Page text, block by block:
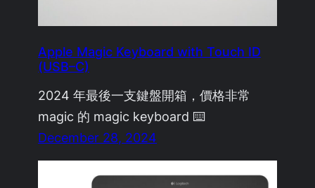
Apple Magic Keyboard with Touch ID
(USB–C)
2024 年最後一支鍵盤開箱，價格非常
magic 的 magic keyboard ⌨️
December 28, 2024